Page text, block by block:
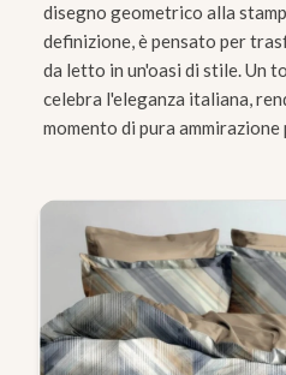
disegno geometrico alla
definizione, è pensato per
da letto in un'oasi di stile. Un
celebra l'eleganza italiana,
momento di pura